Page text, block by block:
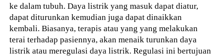
ke dalam tubuh. Daya listrik yang masuk dapat diatur,
dapat diturunkan kemudian juga dapat dinaikkan
kembali. Biasanya, terapis atau yang yang melakukan
terai terhadap pasiennya, akan menaik turunkan daya
listrik atau meregulasi daya listrik. Regulasi ini bertujuan